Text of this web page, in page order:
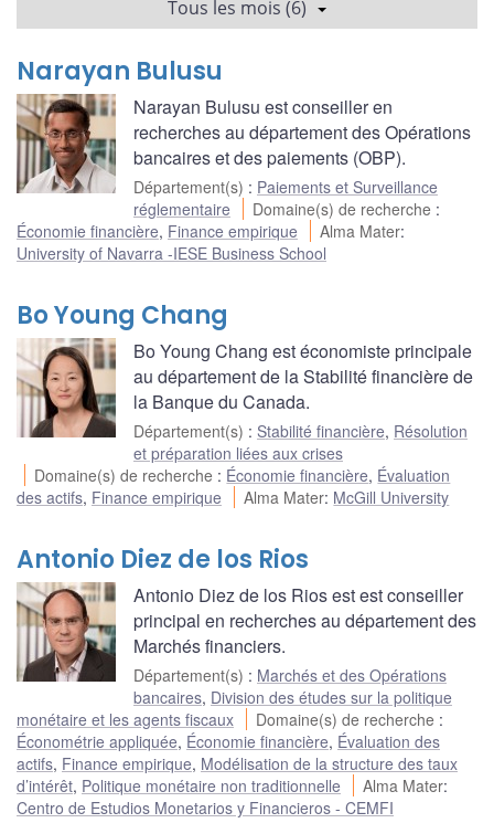
Tous les mois (6)
Narayan Bulusu
Narayan Bulusu est conseiller en
recherches au département des Opérations
bancaires et des paiements (OBP).
Département(s) : Paiements et Surveillance
réglementaire
Domaine(s) de recherche :
Économie financière, Finance empirique Alma Mater:
University of Navarra -IESE Business School
Bo Young Chang
Bo Young Chang est économiste principale
au département de la Stabilité financière de
la Banque du Canada.
Département(s) : Stabilité financière, Résolution
et préparation liées aux crises
Domaine(s) de recherche : Économie financière, Évaluation
des actifs, Finance empirique Alma Mater: McGill University
Antonio Diez de los Rios
Antonio Diez de los Rios est est conseiller
principal en recherches au département des
Marchés financiers.
Département(s) : Marchés et des Opérations
bancaires, Division des études sur la politique
monétaire et les agents fiscaux
Domaine(s) de recherche :
Économétrie appliquée, Économie financière, Évaluation des
actifs, Finance empirique, Modélisation de la structure des taux
d’intérêt, Politique monétaire non traditionnelle Alma Mater:
Centro de Estudios Monetarios y Financieros - CEMFI